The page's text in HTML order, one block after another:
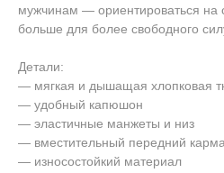
мужчинам — ориентироваться на
больше для более свободного
Детали:
— мягкая и дышащая хлопковая
— удобный капюшон
— эластичные манжеты и низ
— вместительный передний
— износостойкий материал